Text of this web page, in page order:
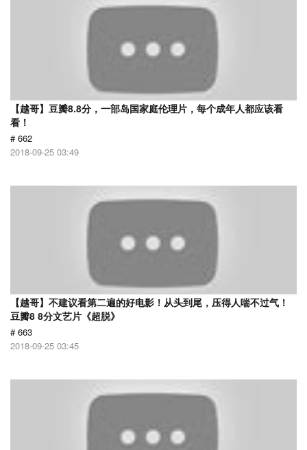
【越哥】豆瓣8.8分，一部岛国家庭伦理片，每个成年人都应该看
看！
# 662
2018-09-25 03:49
【越哥】不建议看第二遍的好电影！从头到尾，压得人喘不过气！
豆瓣8 8分文艺片《超脱》
# 663
2018-09-25 03:45